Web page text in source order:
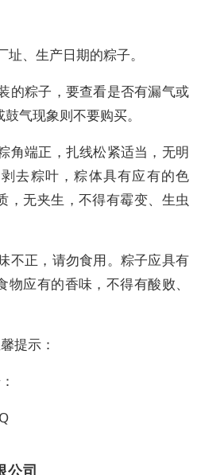
、生产日期的粽子。
的粽子，要查看是否有漏气或
气现象则不要购买。
角端正，扎线松紧适当，无明
去粽叶，粽体具有应有的色
，无夹生，不得有霉变、生虫
不正，请勿食用。粽子应具有
应有的香味，不得有酸败、
提示：
公司